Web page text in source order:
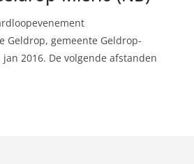
Geldrop, gemeente Geldrop-
jan 2016. De volgende afstanden